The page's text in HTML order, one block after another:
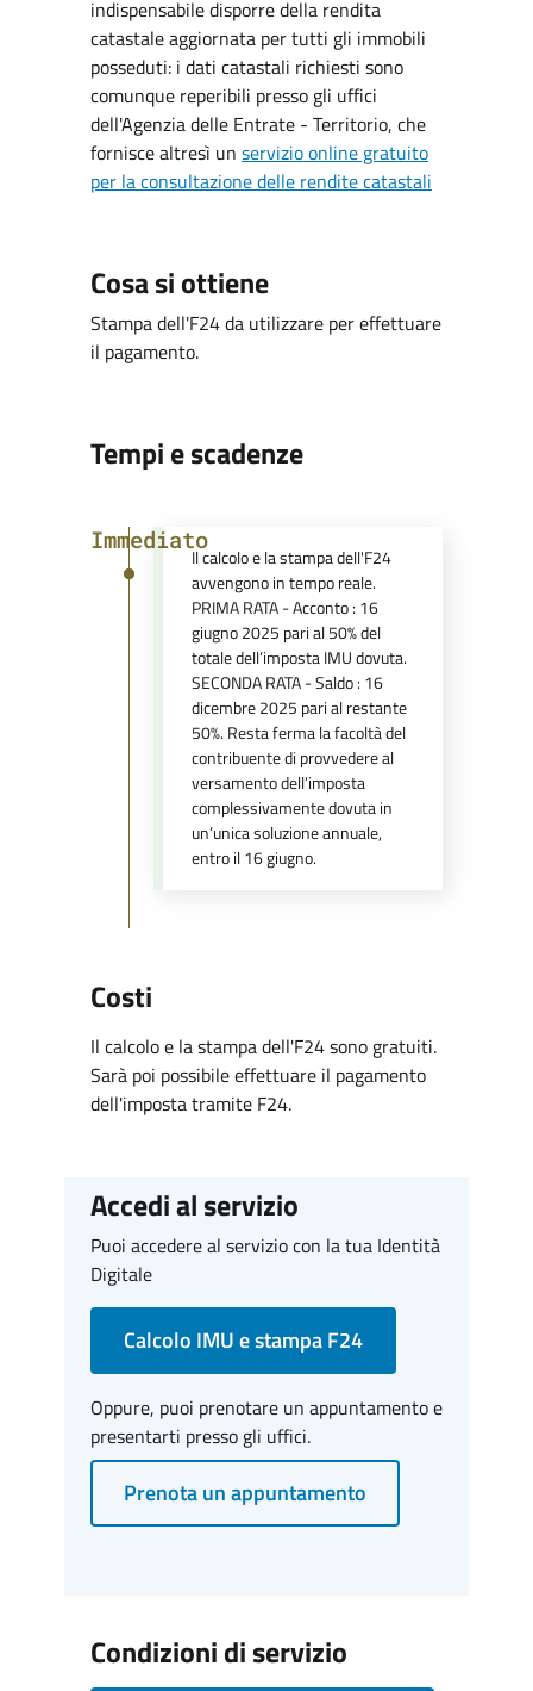
indispensabile disporre della rendita
catastale aggiornata per tutti gli immobili
posseduti: i dati catastali richiesti sono
comunque reperibili presso gli uffici
dell'Agenzia delle Entrate - Territorio, che
fornisce altresì un servizio online gratuito
per la consultazione delle rendite catastali
Cosa si ottiene
Stampa dell'F24 da utilizzare per effettuare
il pagamento.
Tempi e scadenze
Immediato
Il calcolo e la stampa dell'F24
avvengono in tempo reale.
PRIMA RATA - Acconto : 16
giugno 2025 pari al 50% del
totale dell’imposta IMU dovuta.
SECONDA RATA - Saldo : 16
dicembre 2025 pari al restante
50%. Resta ferma la facoltà del
contribuente di provvedere al
versamento dell’imposta
complessivamente dovuta in
un’unica soluzione annuale,
entro il 16 giugno.
Costi
Il calcolo e la stampa dell'F24 sono gratuiti.
Sarà poi possibile effettuare il pagamento
dell'imposta tramite F24.
Accedi al servizio
Puoi accedere al servizio con la tua Identità
Digitale
Calcolo IMU e stampa F24
Oppure, puoi prenotare un appuntamento e
presentarti presso gli uffici.
Prenota un appuntamento
Condizioni di servizio